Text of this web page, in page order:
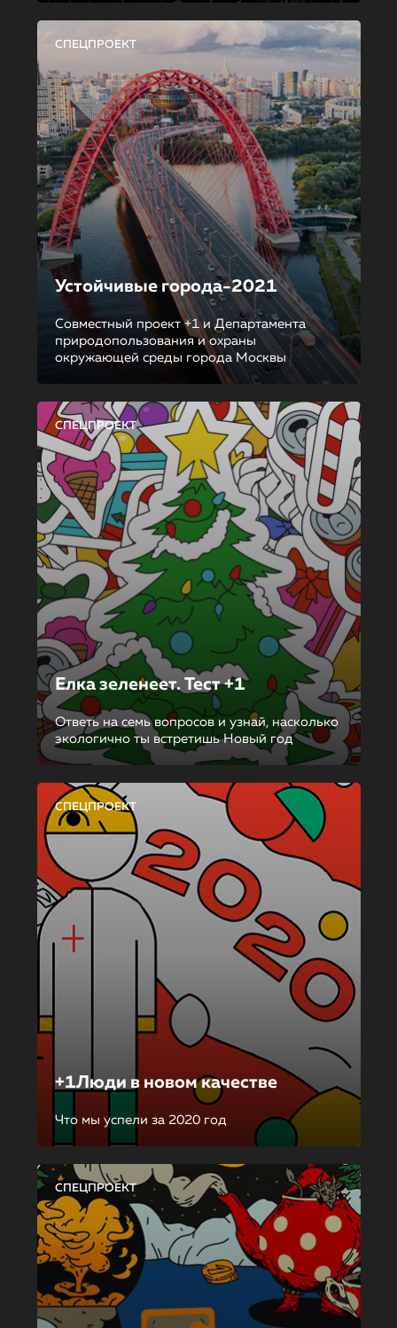
СПЕЦПРОЕКТ
Устойчивые города-2021
Совместный проект +1 и Департамента
природопользования и охраны
окружающей среды города Москвы
СПЕЦПРОЕКТ
Елка зеленеет. Тест +1
Ответь на семь вопросов и узнай, насколько
экологично ты встретишь Новый год
СПЕЦПРОЕКТ
+1Люди в новом качестве
Что мы успели за 2020 год
СПЕЦПРОЕКТ